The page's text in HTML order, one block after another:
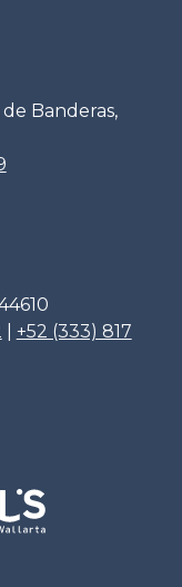
Banderas,
+52 (333) 817